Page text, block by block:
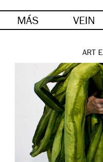
MÁS VEIN
ART